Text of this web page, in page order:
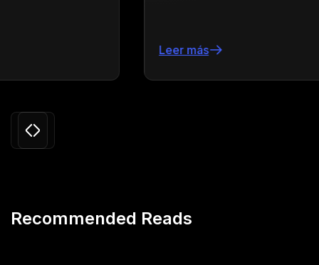
Recommended Reads